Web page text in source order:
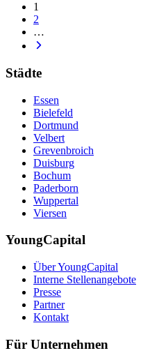
1
2
…
Städte
Essen
Bielefeld
Dortmund
Velbert
Grevenbroich
Duisburg
Bochum
Paderborn
Wuppertal
Viersen
YoungCapital
Über YoungCapital
Interne Stellenangebote
Presse
Partner
Kontakt
Für Unternehmen